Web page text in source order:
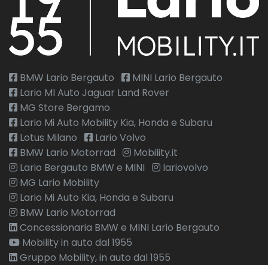
BMW Lario Bergauto
MINI Lario Bergauto
Lario MI Auto Jaguar Land Rover
MG Store Bergamo
Lario Mi Auto Mobility Kia, Honda e Subaru
Lotus Milano
Lario Volvo
BMW Lario Motorrad
Mobility.it
Lario Bergauto BMW e MINI
lariovolvo
MG Lario Mobility
Lario Mi Auto Kia, Honda e Subaru
BMW Lario Motorrad
Concessionaria BMW e MINI Lario Bergauto
Mobility in auto dal 1955
Gruppo Mobility, in auto dal 1955